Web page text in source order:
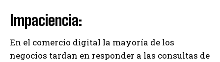
Impaciencia:
En el comercio digital la mayoría de los
negocios tardan en responder a las consultas de